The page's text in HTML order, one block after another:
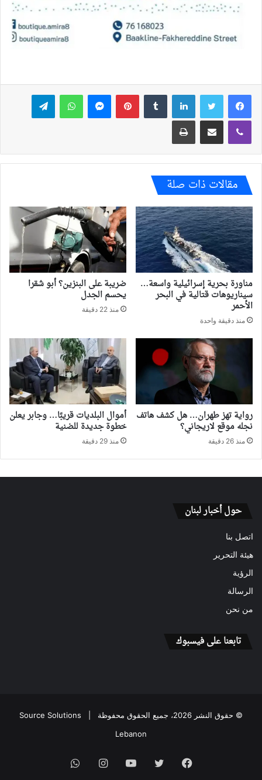
فيسبوك تويتر لينكدإن بينتيريستماسنجر واتساب تيلقرام
ڤايبر مشاركة عبر البريد طباعة
مقالات ذات صلة
مناورة بحرية إسرائيلية واسعة…
سيناريوهات قتالية في البحر
الأحمر
منذ دقيقة واحدة
ضريبة على البنزين؟ أبو شقرا
يحسم الجدل
منذ 22 دقيقة
رواية تهز طهران… هل كشف هاتف
نجله موقع لاريجاني؟
منذ 26 دقيقة
أموال البلديات قريبًا… وجابر يعلن
خطوة جديدة للضنية
منذ 29 دقيقة
حول أخبار لبنان
اتصل بنا
هيئة التحرير
الرؤية
الرسالة
من نحن
تابعنا على فيسبوك
© حقوق النشر 2026، جميع الحقوق محفوظة |
Source Solutions
Lebanon
فيسبوك تويتر يوتيوبانستقرامواتساب